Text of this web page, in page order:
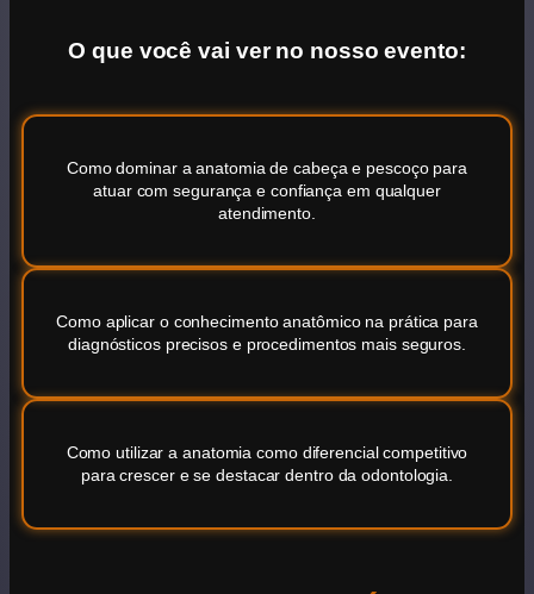
O que você vai ver no nosso evento:
Como dominar a anatomia de cabeça e pescoço para
atuar com segurança e confiança em qualquer
atendimento.
Como aplicar o conhecimento anatômico na prática para
diagnósticos precisos e procedimentos mais seguros.
Como utilizar a anatomia como diferencial competitivo
para crescer e se destacar dentro da odontologia.